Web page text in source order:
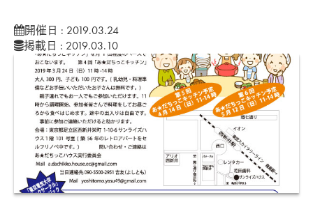
開催日 : 2019.03.24
掲載日 : 2019.03.10